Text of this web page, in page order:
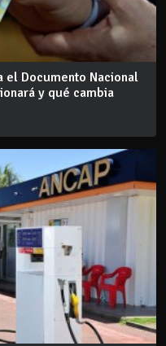
el Documento Nacional
y qué cambia